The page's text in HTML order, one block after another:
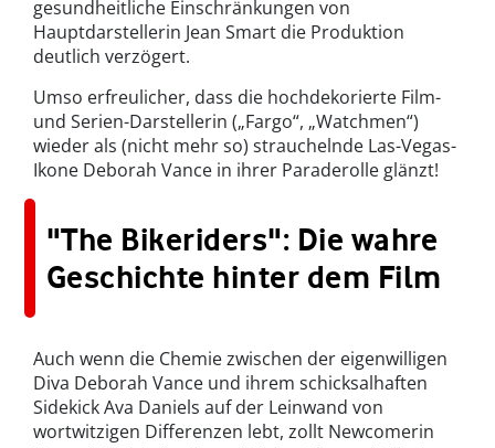
gesundheitliche Einschränkungen von
Hauptdarstellerin Jean Smart die Produktion
deutlich verzögert.
Umso erfreulicher, dass die hochdekorierte Film-
und Serien-Darstellerin („Fargo“, „Watchmen“)
wieder als (nicht mehr so) strauchelnde Las-Vegas-
Ikone Deborah Vance in ihrer Paraderolle glänzt!
"The Bikeriders": Die wahre
Geschichte hinter dem Film
Auch wenn die Chemie zwischen der eigenwilligen
Diva Deborah Vance und ihrem schicksalhaften
Sidekick Ava Daniels auf der Leinwand von
wortwitzigen Differenzen lebt, zollt Newcomerin